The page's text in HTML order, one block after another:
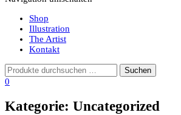
Shop
Illustration
The Artist
Kontakt
0
Kategorie: Uncategorized